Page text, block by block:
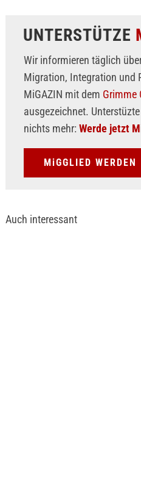
UNTERSTÜTZE
Wir informieren täglich
Migration, Integration und
MiGAZIN mit dem Grimme
ausgezeichnet.
nichts mehr: Werde jetzt
MiGGLIED WERDEN
Auch interessant